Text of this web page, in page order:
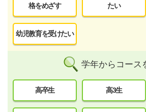
格をめざす
たい
幼児教育を受けたい
学年からコース
高卒生 高3生